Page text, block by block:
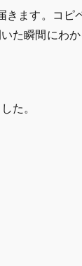
ます。コ
た瞬間にわか
た。